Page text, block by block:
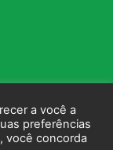
a você a
preferências
você concorda